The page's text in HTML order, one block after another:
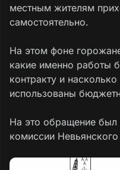
местным жителям
самостоятельно.
На этом фоне
какие именно работы
контракту и
использованы
На это обращение был
комиссии